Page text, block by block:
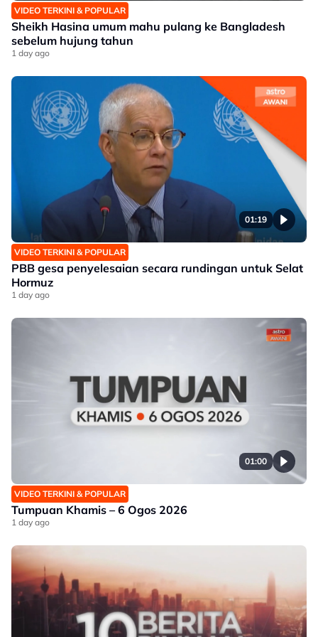
VIDEO TERKINI & POPULAR
Sheikh Hasina umum mahu pulang ke Bangladesh
sebelum hujung tahun
1 day ago
01:19
VIDEO TERKINI & POPULAR
PBB gesa penyelesaian secara rundingan untuk Selat
Hormuz
1 day ago
01:00
VIDEO TERKINI & POPULAR
Tumpuan Khamis – 6 Ogos 2026
1 day ago